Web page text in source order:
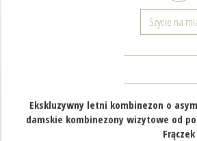
Szycie na
Ekskluzywny letni kombinezon o
damskie kombinezony wizytowe od
Frączek